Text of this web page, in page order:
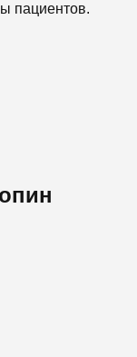
пациентов.